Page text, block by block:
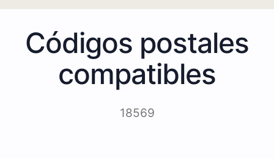
Códigos postales
compatibles
18569